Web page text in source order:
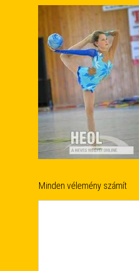
Minden vélemény számít